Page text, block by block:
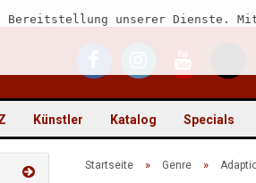
Bereitstellung unserer Dienste.
Künstler Katalog Specials
Startseite » Genre »